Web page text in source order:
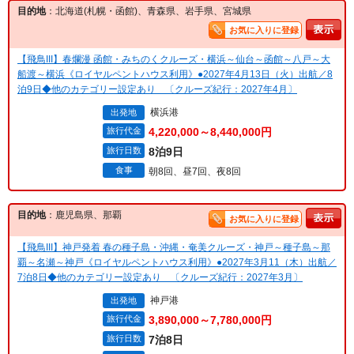
目的地：北海道(札幌・函館)、青森県、岩手県、宮城県
お気に入りに登録
【飛鳥III】春爛漫 函館・みちのくクルーズ・横浜～仙台～函館～八戸～大
船渡～横浜《ロイヤルペントハウス利用》●2027年4月13日（火）出航／8
泊9日◆他のカテゴリー設定あり 〔クルーズ紀行：2027年4月〕
出発地 横浜港
旅行代金 4,220,000～8,440,000円
旅行日数 8泊9日
食事 朝8回、昼7回、夜8回
目的地：鹿児島県、那覇 お気に入りに登録
【飛鳥III】神戸発着 春の種子島・沖縄・奄美クルーズ・神戸～種子島～那
覇～名瀬～神戸《ロイヤルペントハウス利用》●2027年3月11（木）出航／
7泊8日◆他のカテゴリー設定あり 〔クルーズ紀行：2027年3月〕
出発地 神戸港
旅行代金 3,890,000～7,780,000円
旅行日数 7泊8日